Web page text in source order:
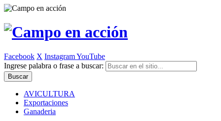
Facebook X InstagramYouTube
Ingrese palabra o frase a buscar:
AVICULTURA
Exportaciones
Ganaderia